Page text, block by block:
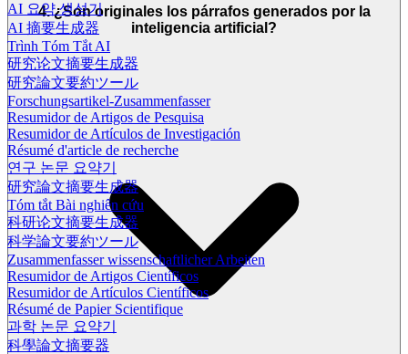
AI 요약 생성기
AI 摘要生成器
Trình Tóm Tắt AI
研究论文摘要生成器
研究論文要約ツール
Forschungsartikel-Zusammenfasser
Resumidor de Artigos de Pesquisa
Resumidor de Artículos de Investigación
Résumé d'article de recherche
연구 논문 요약기
研究論文摘要生成器
Tóm tắt Bài nghiên cứu
科研论文摘要生成器
科学論文要約ツール
Zusammenfasser wissenschaftlicher Arbeiten
Resumidor de Artigos Científicos
Resumidor de Artículos Científicos
Résumé de Papier Scientifique
과학 논문 요약기
科學論文摘要器
4. ¿Son originales los párrafos generados por la
inteligencia artificial?